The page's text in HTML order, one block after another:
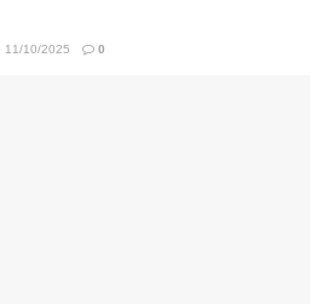
11/10/2025 0